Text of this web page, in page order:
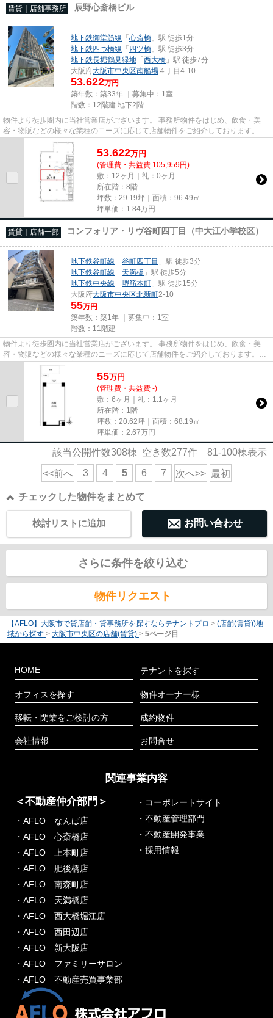
賃貸｜店舗事務所 辰野心斎橋ビル
地下鉄御堂筋線 「心斎橋 」駅 徒歩1分
地下鉄四つ橋線 「四ツ橋 」駅 徒歩3分
地下鉄長堀鶴見緑地 「西大橋 」駅 徒歩7分
大阪府大阪市中央区南船場 ４丁目4-10
53.622万円
築年数：築33年 ｜募集中： 1室
階数：12階建 地下2階
物件より徒歩圏内に当社営業店がございます。 事務所物件をはじめ、飲食・美
容・物販などの様々な業種のニーズに応じて店舗物件をご紹介しております。
尚、弊社ではおとり広告は一切...
53.622万円
(管理費・共益費 105,959円)
敷：12ヶ月｜礼：0ヶ月
所在階：8階
坪数：29.19坪｜面積：96.49㎡
坪単価： 1.84万円
賃貸｜店舗一部 コンフォリア・リヴ谷町四丁目（中大江小学校区）
地下鉄谷町線 「谷町四丁目 」駅 徒歩3分
地下鉄谷町線 「天満橋 」駅 徒歩5分
地下鉄中央線 「堺筋本町 」駅 徒歩15分
大阪府大阪市中央区北新町2-10
55万円
築年数：築1年 ｜募集中： 1室
階数：11階建
物件より徒歩圏内に当社営業店がございます。 事務所物件をはじめ、飲食・美
容・物販などの様々な業種のニーズに応じて店舗物件をご紹介しております。
尚、弊社ではおとり広告は一切...
55万円
(管理費・共益費 -)
敷：6ヶ月｜礼：1.1ヶ月
所在階：1階
坪数：20.62坪｜面積：68.19㎡
坪単価： 2.67万円
該当公開件数308棟 空き数277件 81-100棟表示
<<前へ 3 4 5 6 7 次へ>> 最初
チェックした物件をまとめて
お問い合わせ
検討リストに追加
さらに条件を絞り込む
物件リクエスト
【AFLO】大阪市で貸店舗・貸事務所を探すならテナントプロ > (店舗(賃貸))地
域から探す > 大阪市中央区の店舗(賃貸) > 5ページ目
HOME
オフィスを探す
移転・閉業をご検討の方
会社情報
テナントを探す
物件オーナー様
成約物件
お問合せ
関連事業内容
＜不動産仲介部門＞
・AFLO なんば店
・AFLO 心斎橋店
・AFLO 上本町店
・AFLO 肥後橋店
・AFLO 南森町店
・AFLO 天満橋店
・AFLO 西大橋堀江店
・AFLO 西田辺店
・AFLO 新大阪店
・AFLO ファミリーサロン
・AFLO 不動産売買事業部
・コーポレートサイト
・不動産管理部門
・不動産開発事業
・採用情報